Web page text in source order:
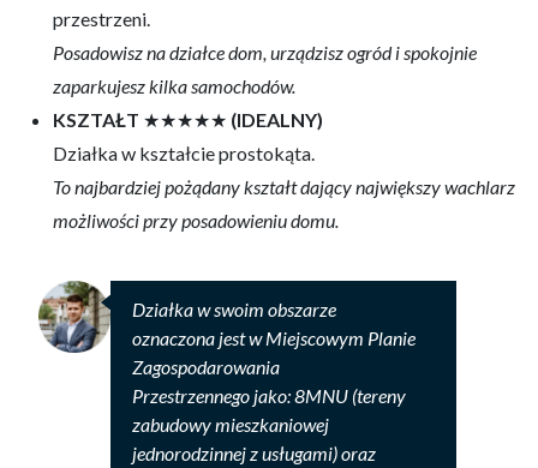
przestrzeni.
Posadowisz na działce dom, urządzisz ogród i spokojnie
zaparkujesz kilka samochodów.
KSZTAŁT ★★★★★ (IDEALNY)
Działka w kształcie prostokąta.
To najbardziej pożądany kształt dający największy wachlarz
możliwości przy posadowieniu domu.
Działka w swoim obszarze
oznaczona jest w Miejscowym Planie
Zagospodarowania
Przestrzennego jako: 8MNU (tereny
zabudowy mieszkaniowej
jednorodzinnej z usługami) oraz